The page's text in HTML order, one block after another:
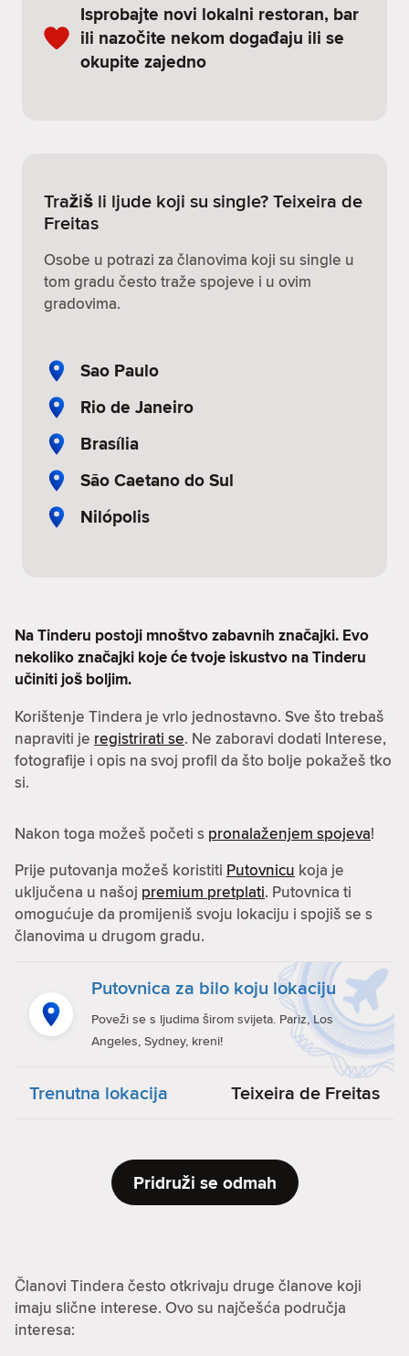
Isprobajte novi lokalni restoran, bar
ili nazočite nekom događaju ili se
okupite zajedno
Tražiš li ljude koji su single? Teixeira de
Freitas
Osobe u potrazi za članovima koji su single u
tom gradu često traže spojeve i u ovim
gradovima.
Sao Paulo
Rio de Janeiro
Brasília
São Caetano do Sul
Nilópolis
Na Tinderu postoji mnoštvo zabavnih značajki. Evo
nekoliko značajki koje će tvoje iskustvo na Tinderu
učiniti još boljim.
Korištenje Tindera je vrlo jednostavno. Sve što trebaš
napraviti je registrirati se. Ne zaboravi dodati Interese,
fotografije i opis na svoj profil da što bolje pokažeš tko
si.
Nakon toga možeš početi s pronalaženjem spojeva!
Prije putovanja možeš koristiti Putovnicu koja je
uključena u našoj premium pretplati. Putovnica ti
omogućuje da promijeniš svoju lokaciju i spojiš se s
članovima u drugom gradu.
Putovnica za bilo koju lokaciju
Poveži se s ljudima širom svijeta. Pariz, Los
Angeles, Sydney, kreni!
Trenutna lokacija Teixeira de Freitas
Pridruži se odmah
Članovi Tindera često otkrivaju druge članove koji
imaju slične interese. Ovo su najčešća područja
interesa: